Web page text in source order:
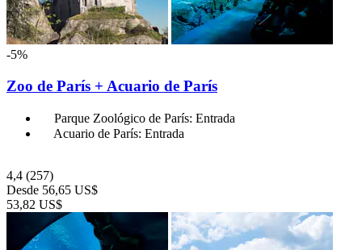
-5%
Zoo de París + Acuario de París
Parque Zoológico de París: Entrada
Acuario de París: Entrada
4,4 (257)
Desde 56,65 US$
53,82 US$